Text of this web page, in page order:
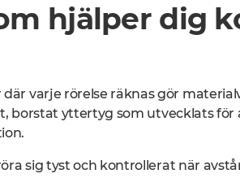
hjälper dig
varje rörelse räknas gör
borstat yttertyg som utvecklats
sig tyst och kontrollerat när